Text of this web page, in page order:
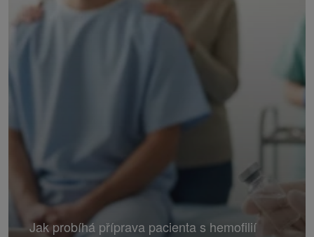
Jak probíhá příprava pacienta s hemofilií